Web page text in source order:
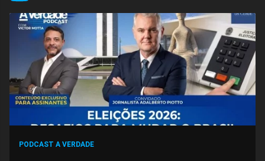
no
Facebook
no
Whatsapp
no
Twitter
no
Messenger
no
Telegram
no
Gettr
PODCAST A VERDADE